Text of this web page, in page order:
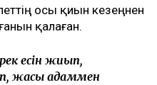
осы қиын кезеңнен
қалаған.
есін жиып,
жақсы адаммен